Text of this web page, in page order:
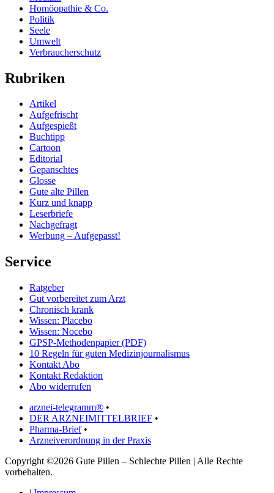
Homöopathie & Co.
Politik
Seele
Umwelt
Verbraucherschutz
Rubriken
Artikel
Aufgefrischt
Aufgespießt
Buchtipp
Cartoon
Editorial
Gepanschtes
Glosse
Gute alte Pillen
Kurz und knapp
Leserbriefe
Nachgefragt
Werbung – Aufgepasst!
Service
Ratgeber
Gut vorbereitet zum Arzt
Chronisch krank
Wissen: Placebo
Wissen: Nocebo
GPSP-Methodenpapier (PDF)
10 Regeln für guten Medizinjournalismus
Kontakt Abo
Kontakt Redaktion
Abo widerrufen
arznei-telegramm® •
DER ARZNEIMITTELBRIEF •
Pharma-Brief•
Arzneiverordnung in der Praxis
Copyright ©2026 Gute Pillen – Schlechte Pillen | Alle Rechte
vorbehalten.